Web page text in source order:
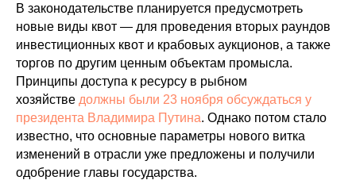
В законодательстве планируется предусмотреть
новые виды квот — для проведения вторых раундов
инвестиционных квот и крабовых аукционов, а также
торгов по другим ценным объектам промысла.
Принципы доступа к ресурсу в рыбном
хозяйстве должны были 23 ноября обсуждаться у
президента Владимира Путина. Однако потом стало
известно, что основные параметры нового витка
изменений в отрасли уже предложены и получили
одобрение главы государства.